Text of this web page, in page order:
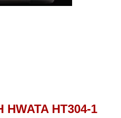
HWATA HT304-1